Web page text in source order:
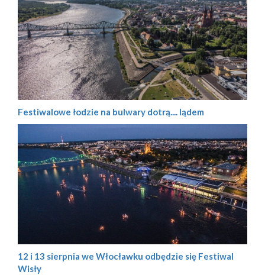
Festiwalowe łodzie na bulwary dotrą.... lądem
12 i 13 sierpnia we Włocławku odbędzie się Festiwal
Wisły